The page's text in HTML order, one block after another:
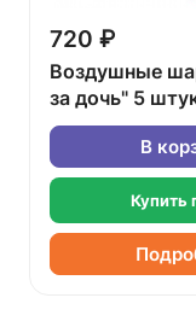
720 ₽
Воздушные
за дочь" 5
В
Купить